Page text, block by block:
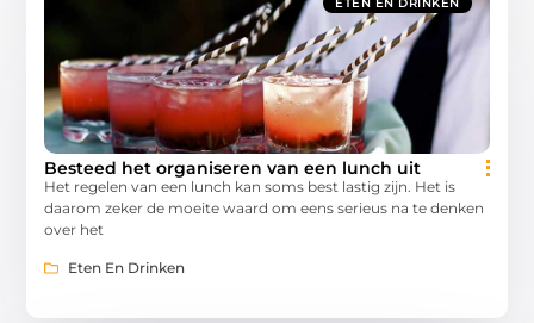
Besteed het organiseren van een lunch uit
Het regelen van een lunch kan soms best lastig zijn. Het is
daarom zeker de moeite waard om eens serieus na te denken
over het
Eten En Drinken